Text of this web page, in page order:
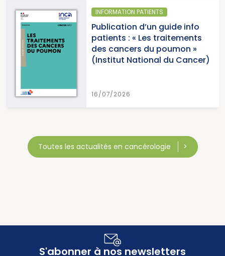
INFORMATION PATIENTS
d’un guide info
: « Les traitements
cancers du poumon »
National du Cancer)
07/2026
Toutes les actualités en cancérologie
S'abonner à nos newsletters